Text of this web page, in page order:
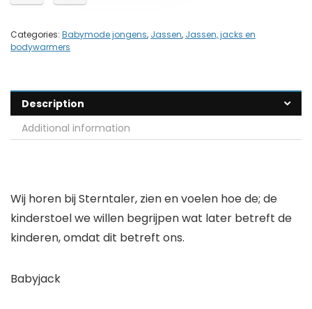
Categories: Babymode jongens, Jassen, Jassen, jacks en
bodywarmers
Description
Additional information
Wij horen bij Sterntaler, zien en voelen hoe de; de
kinderstoel we willen begrijpen wat later betreft de
kinderen, omdat dit betreft ons.
Babyjack